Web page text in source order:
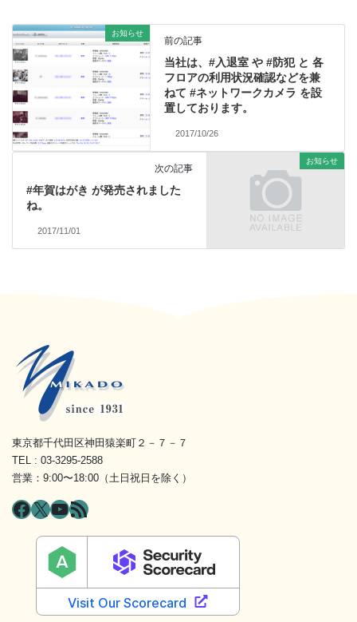
お知らせ
前の記事
当社は、#入退室 や #防犯 と 各
フロアの利用状況確認などを兼
ねて #ネットワークカメラ を設
置しております。
2017/10/26
お知らせ
次の記事
#年賀はがき が発売されました
ね。
2017/11/01
東京都千代田区神田猿楽町２－７－７
TEL : 03-3295-2588
営業：9:00〜18:00（土日祝日を除く）
Facebook
X YouTube
RSS フィード